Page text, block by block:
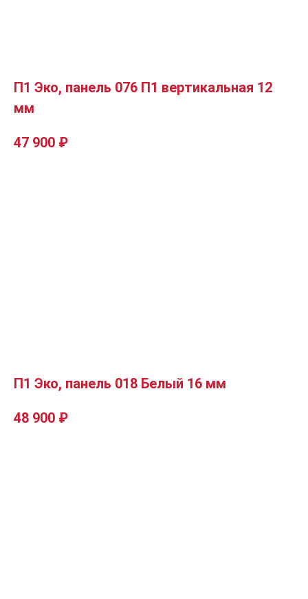
П1 Эко, панель 076 П1 вертикальная 12
мм
47 900 ₽
П1 Эко, панель 018 Белый 16 мм
48 900 ₽